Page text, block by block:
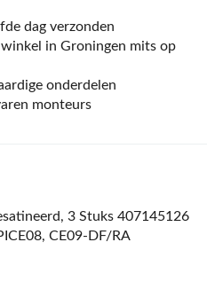
dag verzonden
in Groningen mits op
onderdelen
monteurs
3 Stuks 407145126
CE09-DF/RA